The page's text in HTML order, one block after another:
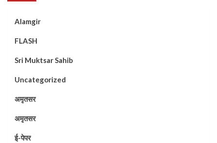
Alamgir
FLASH
Sri Muktsar Sahib
Uncategorized
अमृतसर
अमृतसर
ई-पेपर